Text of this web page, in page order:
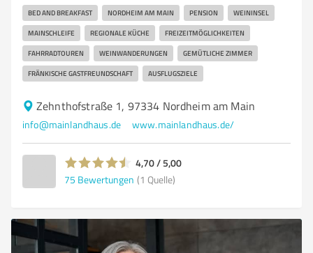
BED AND BREAKFAST NORDHEIM AM MAIN PENSION WEININSEL
MAINSCHLEIFE REGIONALE KÜCHE FREIZEITMÖGLICHKEITEN
FAHRRADTOUREN WEINWANDERUNGEN GEMÜTLICHE ZIMMER
FRÄNKISCHE GASTFREUNDSCHAFT AUSFLUGSZIELE
Zehnthofstraße 1, 97334 Nordheim am Main
info@mainlandhaus.de www.mainlandhaus.de/
4,70 / 5,00
75 Bewertungen (1 Quelle)